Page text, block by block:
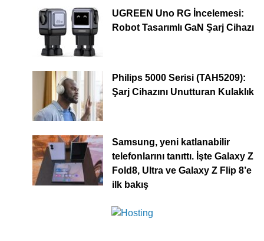
UGREEN Uno RG İncelemesi:
Robot Tasarımlı GaN Şarj Cihazı
Philips 5000 Serisi (TAH5209):
Şarj Cihazını Unutturan Kulaklık
Samsung, yeni katlanabilir
telefonlarını tanıttı. İşte Galaxy Z
Fold8, Ultra ve Galaxy Z Flip 8’e
ilk bakış